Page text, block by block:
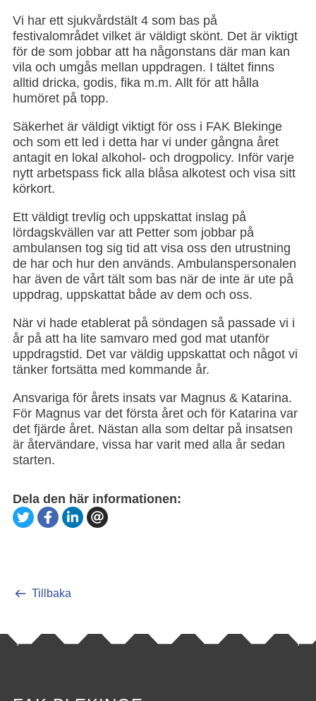
Vi har ett sjukvårdstält 4 som bas på
festivalområdet vilket är väldigt skönt. Det är viktigt
för de som jobbar att ha någonstans där man kan
vila och umgås mellan uppdragen. I tältet finns
alltid dricka, godis, fika m.m. Allt för att hålla
humöret på topp.
Säkerhet är väldigt viktigt för oss i FAK Blekinge
och som ett led i detta har vi under gångna året
antagit en lokal alkohol- och drogpolicy. Inför varje
nytt arbetspass fick alla blåsa alkotest och visa sitt
körkort.
Ett väldigt trevlig och uppskattat inslag på
lördagskvällen var att Petter som jobbar på
ambulansen tog sig tid att visa oss den utrustning
de har och hur den används. Ambulanspersonalen
har även de vårt tält som bas när de inte är ute på
uppdrag, uppskattat både av dem och oss.
När vi hade etablerat på söndagen så passade vi i
år på att ha lite samvaro med god mat utanför
uppdragstid. Det var väldig uppskattat och något vi
tänker fortsätta med kommande år.
Ansvariga för årets insats var Magnus & Katarina.
För Magnus var det första året och för Katarina var
det fjärde året. Nästan alla som deltar på insatsen
är återvändare, vissa har varit med alla år sedan
starten.
Dela den här informationen:
Tillbaka